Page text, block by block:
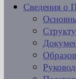
Сведения